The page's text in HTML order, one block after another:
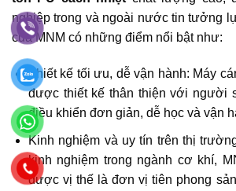
nghiệp trong và ngoài nước tin tưởng
của MNM có những điểm nổi bật như:
Thiết kế tối ưu, dễ vận hành: Máy
được thiết kế thân thiện với người
điều khiển đơn giản, dễ học và vận
Kinh nghiệm và uy tín trên thị
kinh nghiệm trong ngành cơ khí,
được vị thế là đơn vị tiên phong